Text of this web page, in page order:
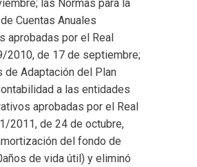
las Normas para la
Cuentas Anuales
aprobadas por el Real
2010, de 17 de septiembre;
de Adaptación del Plan
a las entidades
aprobadas por el Real
2011, de 24 de octubre,
del fondo de
de vida útil) y eliminó